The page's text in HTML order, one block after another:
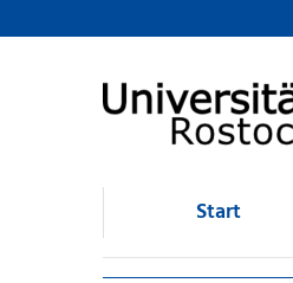
Browsen
direkt zum Inhalt
Start